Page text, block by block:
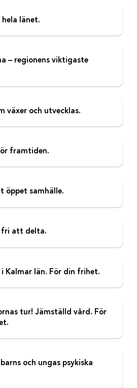
länet.
– regionens viktigaste
växer och utvecklas.
framtiden.
öppet samhälle.
fri att delta.
Kalmar län. För din frihet.
tur! Jämställd vård. För
och ungas psykiska